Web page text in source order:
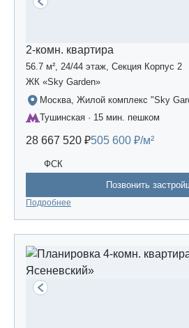
2-комн. квартира
56.7 м², 24/44 этаж, Секция Корпус 2
ЖК «Sky Garden»
Москва, Жилой комплекс "Sky
Тушинская · 15 мин. пешком
28 667 520 ₽505 600 ₽/м²
ФСК
Позвонить
Подробнее